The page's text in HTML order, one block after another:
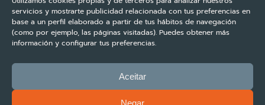
servicios y mostrarte publicidad relacionada con tus preferencias en
base a un perfil elaborado a partir de tus hábitos de navegación
(como por ejemplo, las páginas visitadas). Puedes obtener más
información y configurar tus preferencias.
Aceitar
Negar